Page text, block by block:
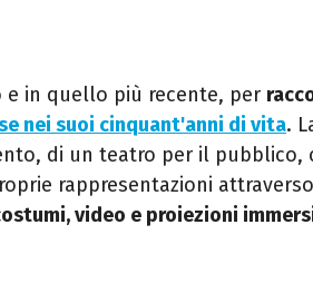
in quello più recente, per
nei suoi cinquant'anni di vita.
di un teatro per il pubblico,
rappresentazioni
video e proiezioni